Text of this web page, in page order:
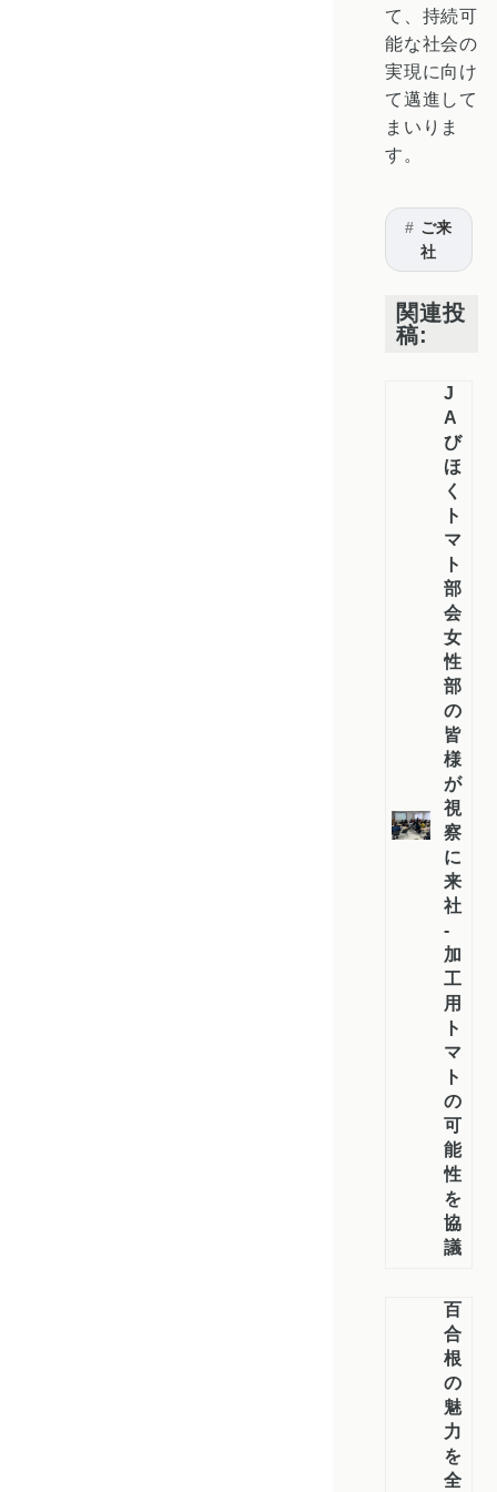
て、持続可
能な社会の
実現に向け
て邁進して
まいりま
す。
ご来
社
関連投
稿:
J
A
び
ほ
く
ト
マ
ト
部
会
女
性
部
の
皆
様
が
視
察
に
来
社
-
加
工
用
ト
マ
ト
の
可
能
性
を
協
議
百
合
根
の
魅
力
を
全